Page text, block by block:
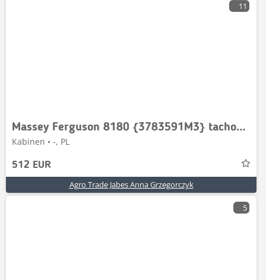
11
Massey Ferguson 8180 {3783591M3} tachometer
Kabinen • -, PL
512 EUR
Agro Trade Jabes Anna Grzegorczyk
5